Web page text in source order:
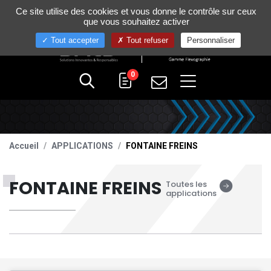
+33 (0)4 75 58 80 10
0
Accueil APPLICATIONS FONTAINE FREINS
FONTAINE FREINS Toutes les
applications
Gestion de vos préférences sur les cookies
Ce site utilise des cookies et vous donne le contrôle sur ceux
que vous souhaitez activer
Tout accepter Tout refuser Personnaliser